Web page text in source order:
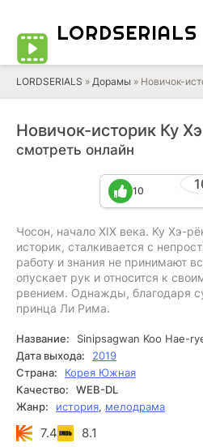
LORDSERIALS
LORDSERIALS » Дорамы » Новичок-
Новичок-историк Ку
смотреть онлайн
10
Чосон, начало XIX века. Ку Хэ-
историк, сталкивается с
работу и знания не принимают
опускает рук и относится к
рвением. Однажды, благодаря
принца Ли Рима.
Название:
Sinipsagwan Koo Hae-
Дата выхода:
2019
Страна:
Корея Южная
Качество:
WEB-DL
Жанр:
история, мелодрама
7.4 8.1